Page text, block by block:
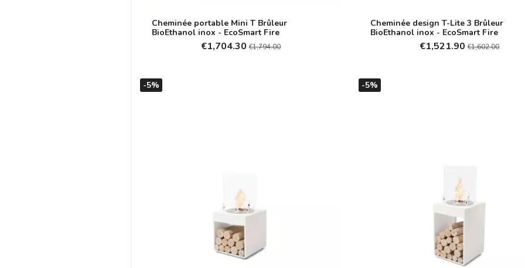
Cheminée portable Mini T Brûleur
BioEthanol inox - EcoSmart Fire
€1,704.30 €1,794.00
Cheminée design T-Lite 3 Brûleur
BioEthanol inox - EcoSmart Fire
€1,521.90 €1,602.00
-5% -5%